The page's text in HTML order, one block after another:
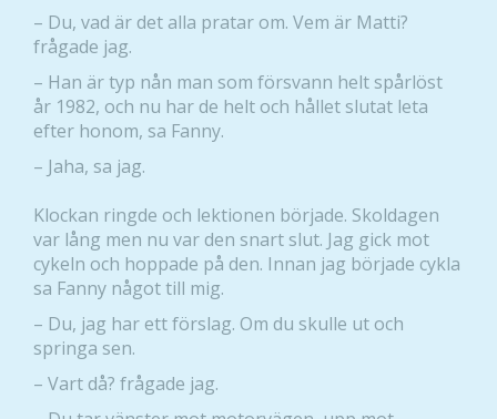
– Du, vad är det alla pratar om. Vem är Matti?
frågade jag.
– Han är typ nån man som försvann helt spårlöst
år 1982, och nu har de helt och hållet slutat leta
efter honom, sa Fanny.
– Jaha, sa jag.
Klockan ringde och lektionen började. Skoldagen
var lång men nu var den snart slut. Jag gick mot
cykeln och hoppade på den. Innan jag började cykla
sa Fanny något till mig.
– Du, jag har ett förslag. Om du skulle ut och
springa sen.
– Vart då? frågade jag.